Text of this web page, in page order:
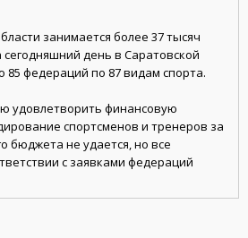
занимается более 37 тысяч
день в Саратовской
85 федераций по 87 видам спорта.
удовлетворить финансовую
спортсменов и тренеров за
бюджета не удается, но все
с заявками федераций